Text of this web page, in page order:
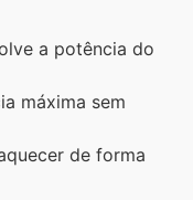
a potência do
máxima sem
de forma